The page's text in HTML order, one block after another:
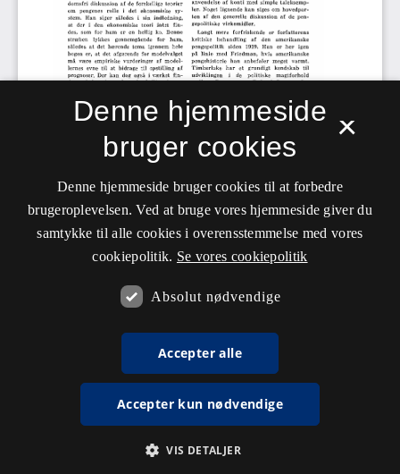
×
Denne hjemmeside
bruger cookies
Denne hjemmeside bruger cookies til at forbedre
brugeroplevelsen. Ved at bruge vores hjemmeside giver du
samtykke til alle cookies i overensstemmelse med vores
cookiepolitik. Se vores cookiepolitik
Absolut nødvendige
Accepter alle
Accepter kun nødvendige
VIS DETALJER